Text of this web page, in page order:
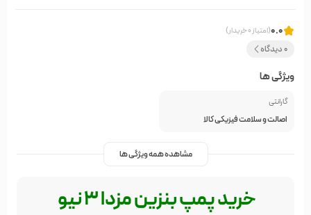
0.0(امتیاز 0 خریدار)
0 دیدگاه
ویژگی ها
گارانتی
اصالت و سلامت فیزیکی کالا
مشاهده همه ویژگی ها
خرید پمپ بنزین مزدا 3 نیو